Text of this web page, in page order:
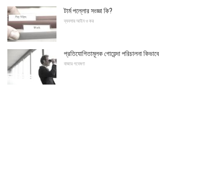
টার্ম পল্লোর সংজ্ঞা কি?
ব্যবসায় আইন ও কর
প্রতিযোগিতামূলক গোয়েন্দা পরিচালনা কিভাবে
বাজার গবেষণা